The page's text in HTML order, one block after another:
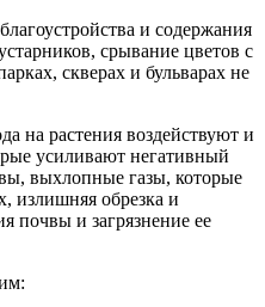
и содержания
срывание цветов с
скверах и бульварах не
на растения воздействуют и
усиливают негативный
выхлопные газы, которые
излишняя обрезка и
почвы и загрязнение ее